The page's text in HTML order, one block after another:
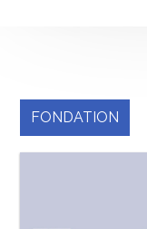
FONDATION